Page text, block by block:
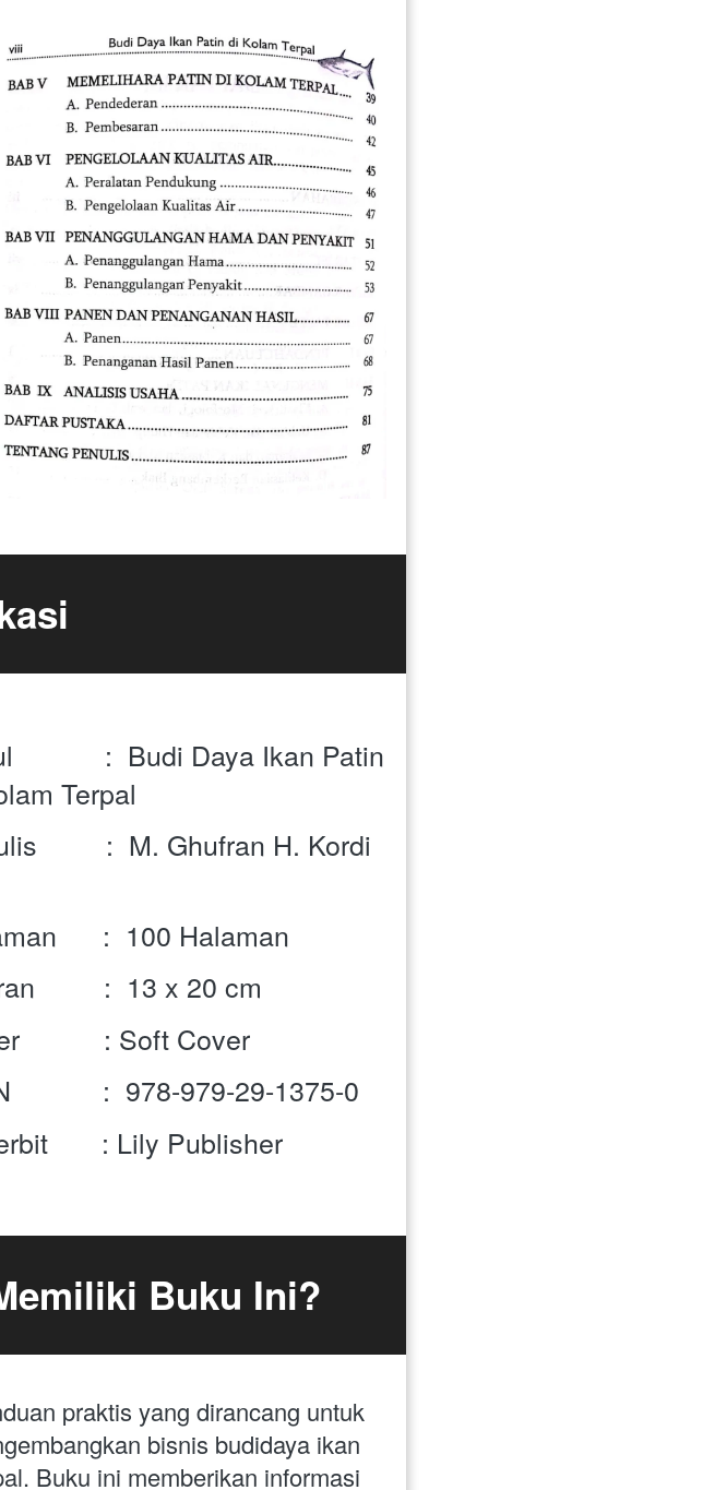
:  Budi Daya Ikan Patin
Terpal
:  M. Ghufran H. Kordi
:  100 Halaman
:  13 x 20 cm
: Soft Cover
:  978-979-29-1375-0
: Lily Publisher
Buku Ini?
praktis yang dirancang untuk
bisnis budidaya ikan
Buku ini memberikan informasi